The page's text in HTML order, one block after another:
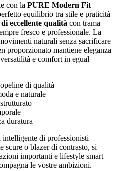
con la PURE Modern Fit
equilibrio tra stile e praticità
di eccellente qualità con trama
fresco e professionale. La
naturali senza sacrificare
proporzionato mantiene eleganza
e comfort in egual
di qualità
e naturale
duratura
intelligente di professionisti
scure o blazer di contrasto, si
importanti e lifestyle smart
le vostre ambizioni.